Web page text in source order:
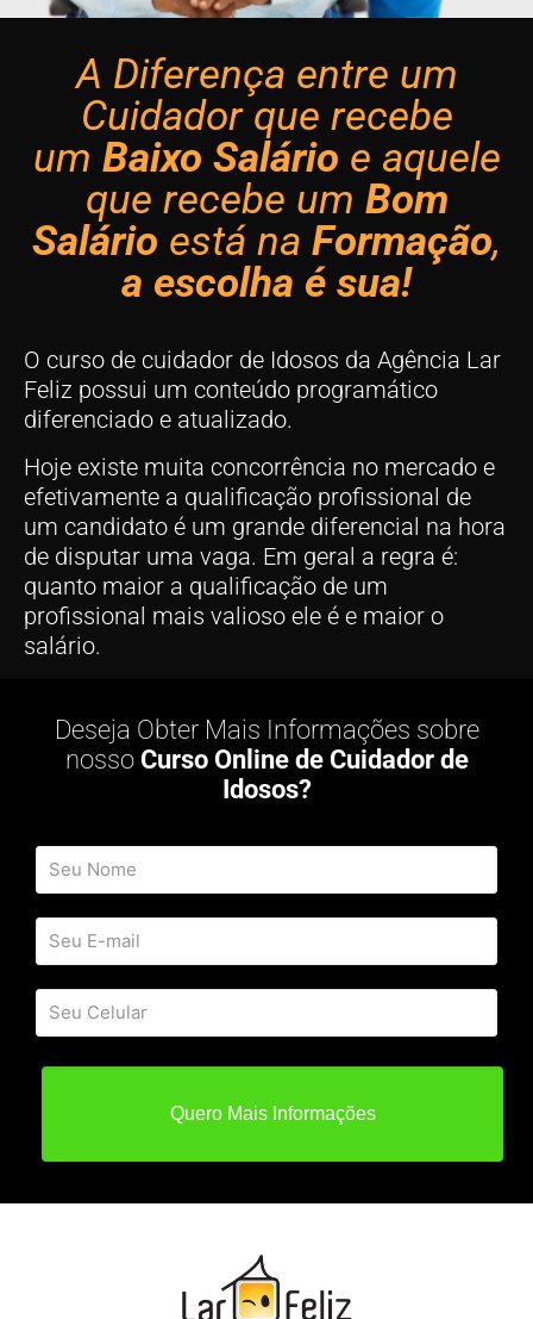
A Diferença entre um
Cuidador que recebe
um Baixo Salário e aquele
que recebe um Bom
Salário está na Formação,
a escolha é sua!
O curso de cuidador de Idosos da Agência Lar
Feliz possui um conteúdo programático
diferenciado e atualizado.
Hoje existe muita concorrência no mercado e
efetivamente a qualificação profissional de
um candidato é um grande diferencial na hora
de disputar uma vaga. Em geral a regra é:
quanto maior a qualificação de um
profissional mais valioso ele é e maior o
salário.
Deseja Obter Mais Informações sobre
nosso Curso Online de Cuidador de
Idosos?
Quero Mais Informações